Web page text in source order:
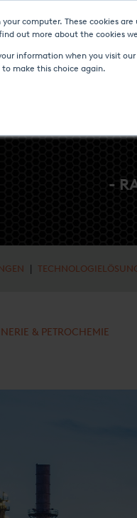
your computer. These cookies
out more about the cookies
information when you visit
make this choice again.
UND
-
|
& PETROCHEMIE